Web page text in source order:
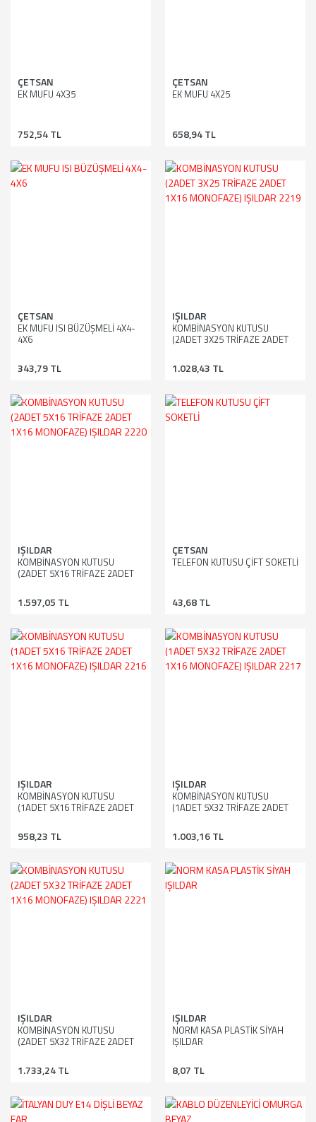
ÇETSAN
EK MUFU 4X35
752,54 TL
ÇETSAN
EK MUFU 4X25
658,94 TL
ÇETSAN
EK MUFU ISI BÜZÜŞMELİ 4X4-
4X6
343,79 TL
IŞILDAR
KOMBİNASYON KUTUSU
(2ADET 3X25 TRİFAZE 2ADET
2219
1.028,43 TL
IŞILDAR
KOMBİNASYON KUTUSU
(2ADET 5X16 TRİFAZE 2ADET
2220
1.597,05 TL
ÇETSAN
TELEFON KUTUSU ÇİFT SOKETLİ
43,68 TL
IŞILDAR
KOMBİNASYON KUTUSU
(1ADET 5X16 TRİFAZE 2ADET
2216
958,23 TL
IŞILDAR
KOMBİNASYON KUTUSU
(1ADET 5X32 TRİFAZE 2ADET
2217
1.003,16 TL
IŞILDAR
KOMBİNASYON KUTUSU
(2ADET 5X32 TRİFAZE 2ADET
2221
1.733,24 TL
IŞILDAR
NORM KASA PLASTİK SİYAH
IŞILDAR
8,07 TL